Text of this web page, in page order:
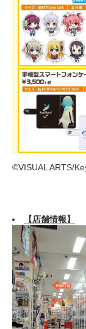
©VISUAL ARTS/
【店舗情報】